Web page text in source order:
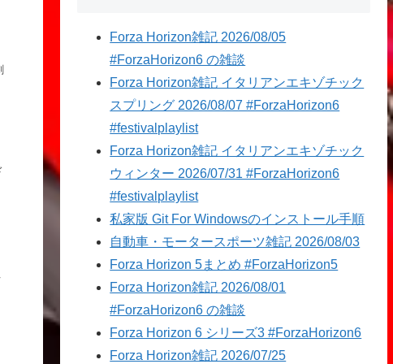
Forza Horizon雑記 2026/08/05
#ForzaHorizon6 の雑談
Forza Horizon雑記 イタリアンエキゾチック
スプリング 2026/08/07 #ForzaHorizon6
#festivalplaylist
Forza Horizon雑記 イタリアンエキゾチック
ウィンター 2026/07/31 #ForzaHorizon6
#festivalplaylist
私家版 Git For Windowsのインストール手順
自動車・モータースポーツ雑記 2026/08/03
Forza Horizon 5まとめ #ForzaHorizon5
Forza Horizon雑記 2026/08/01
#ForzaHorizon6 の雑談
Forza Horizon 6 シリーズ3 #ForzaHorizon6
Forza Horizon雑記 2026/07/25